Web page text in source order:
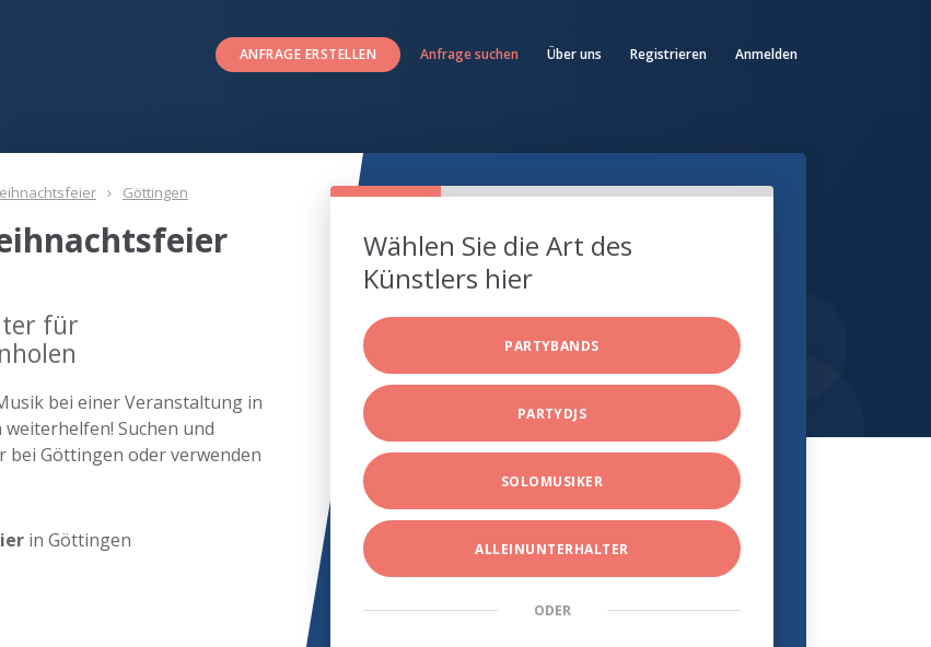
ANFRAGE ERSTELLEN Anfrage suchen Über uns Registrieren Anmelden
Göttingen
für
bei einer Veranstaltung in
Suchen und
Göttingen oder verwenden
in Göttingen
Wählen Sie die Art des
Künstlers hier
PARTYBANDS
PARTYDJS
SOLOMUSIKER
ALLEINUNTERHALTER
ODER